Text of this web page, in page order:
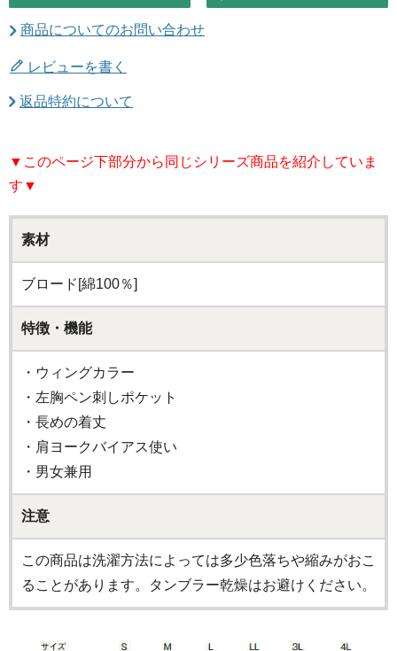
商品についてのお問い合わせ
レビューを書く
返品特約について
▼このページ下部分から同じシリーズ商品を紹介していま
す▼
素材
ブロード[綿100％]
特徴・機能
・ウィングカラー
・左胸ペン刺しポケット
・長めの着丈
・肩ヨークバイアス使い
・男女兼用
注意
この商品は洗濯方法によっては多少色落ちや縮みがおこ
ることがあります。タンブラー乾燥はお避けください。